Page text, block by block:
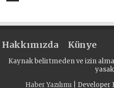
Hakkımızda Künye
Kaynak belirtmeden ve izin
Haber Yazılımı| Developer